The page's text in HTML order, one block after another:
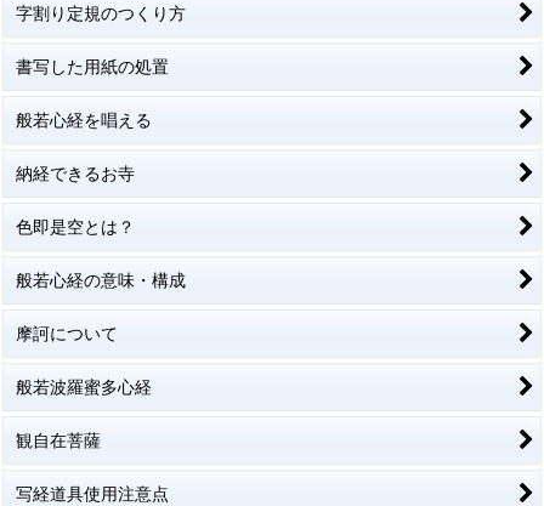
字割り定規のつくり方
書写した用紙の処置
般若心経を唱える
納経できるお寺
色即是空とは？
般若心経の意味・構成
摩訶について
般若波羅蜜多心経
観自在菩薩
写経道具使用注意点